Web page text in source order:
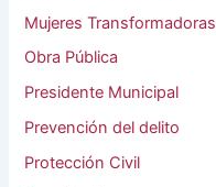
Mujeres Transformadoras
Obra Pública
Presidente Municipal
Prevención del delito
Protección Civil